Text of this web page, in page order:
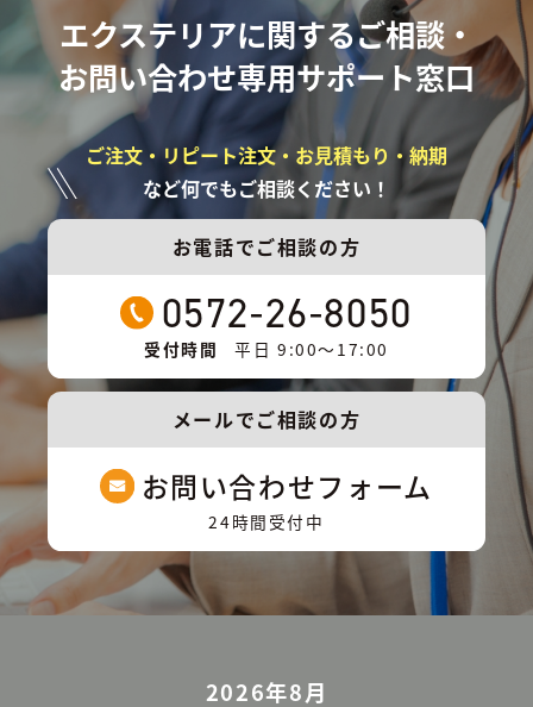
エクステリアに関するご相談・
お問い合わせ専用サポート窓口
ご注文・リピート注文・お見積もり・納期
など何でもご相談ください！
お電話でご相談の方
0572-26-8050
受付時間 平日 9:00〜17:00
メールでご相談の方
お問い合わせフォーム
24時間受付中
2026年8月